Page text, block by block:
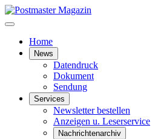
Home
News
Datendruck
Dokument
Sendung
Services
Newsletter bestellen
Anzeigen u. Leserservice
Nachrichtenarchiv